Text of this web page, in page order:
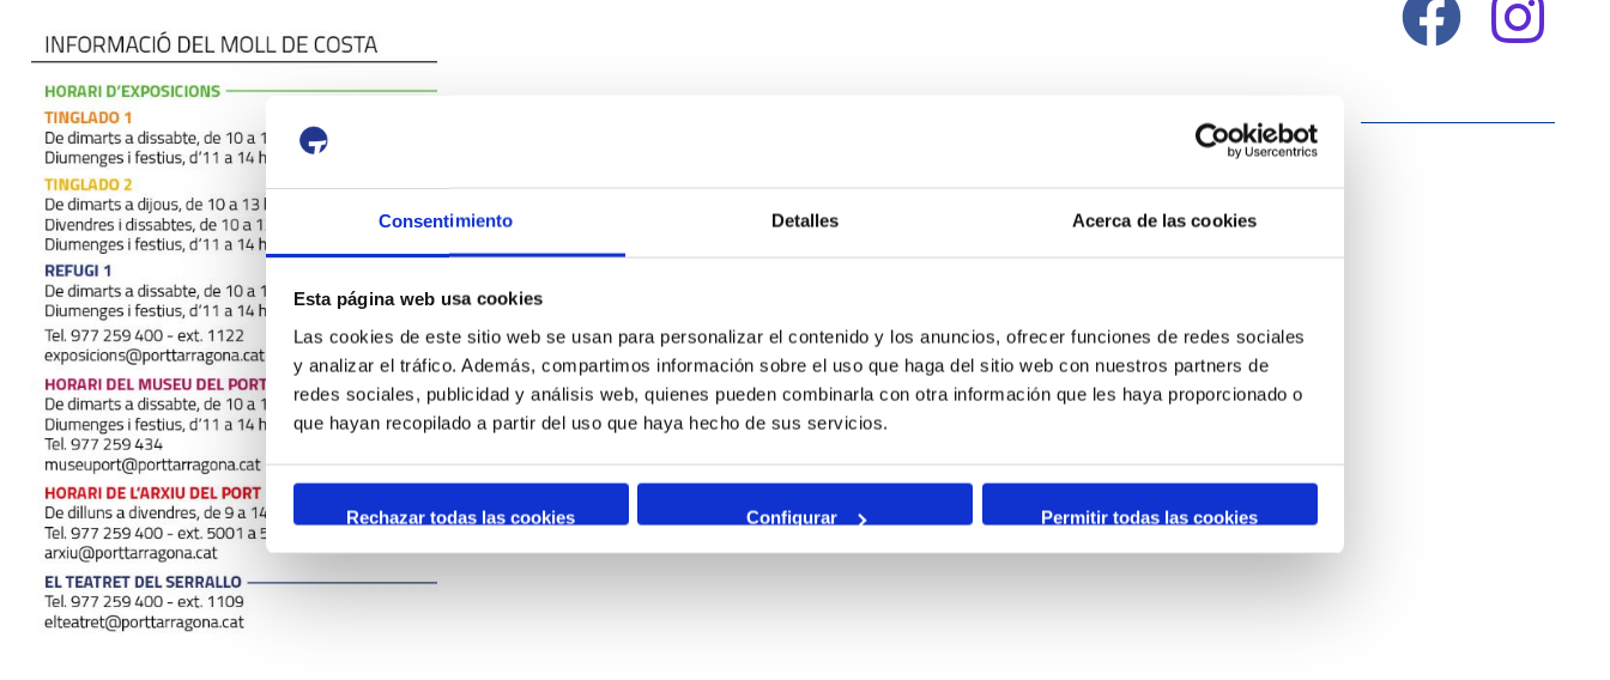
Consentimiento Detalles Acerca de las cookies
Esta página web usa cookies
Las cookies de este sitio web se usan para personalizar el contenido y los anuncios, ofrecer funciones de redes sociales
y analizar el tráfico. Además, compartimos información sobre el uso que haga del sitio web con nuestros partners de
redes sociales, publicidad y análisis web, quienes pueden combinarla con otra información que les haya proporcionado o
que hayan recopilado a partir del uso que haya hecho de sus servicios.
Rechazar todas las cookies Configurar Permitir todas las cookies